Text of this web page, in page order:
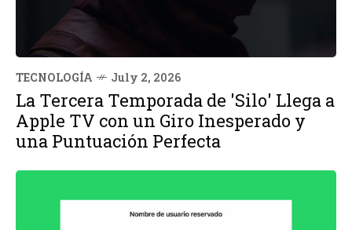
TECNOLOGÍA July 2, 2026
La Tercera Temporada de 'Silo' Llega a
Apple TV con un Giro Inesperado y
una Puntuación Perfecta